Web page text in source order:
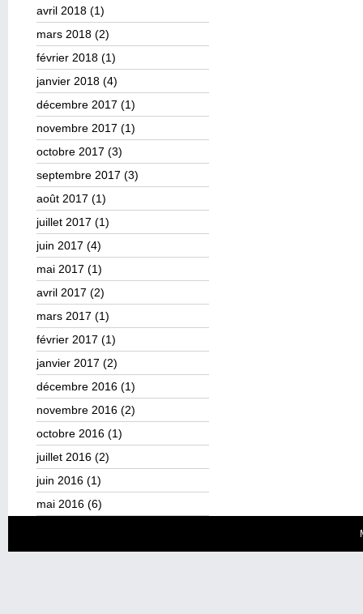
avril 2018 (1)
mars 2018 (2)
février 2018 (1)
janvier 2018 (4)
décembre 2017 (1)
novembre 2017 (1)
octobre 2017 (3)
septembre 2017 (3)
août 2017 (1)
juillet 2017 (1)
juin 2017 (4)
mai 2017 (1)
avril 2017 (2)
mars 2017 (1)
février 2017 (1)
janvier 2017 (2)
décembre 2016 (1)
novembre 2016 (2)
octobre 2016 (1)
juillet 2016 (2)
juin 2016 (1)
mai 2016 (6)